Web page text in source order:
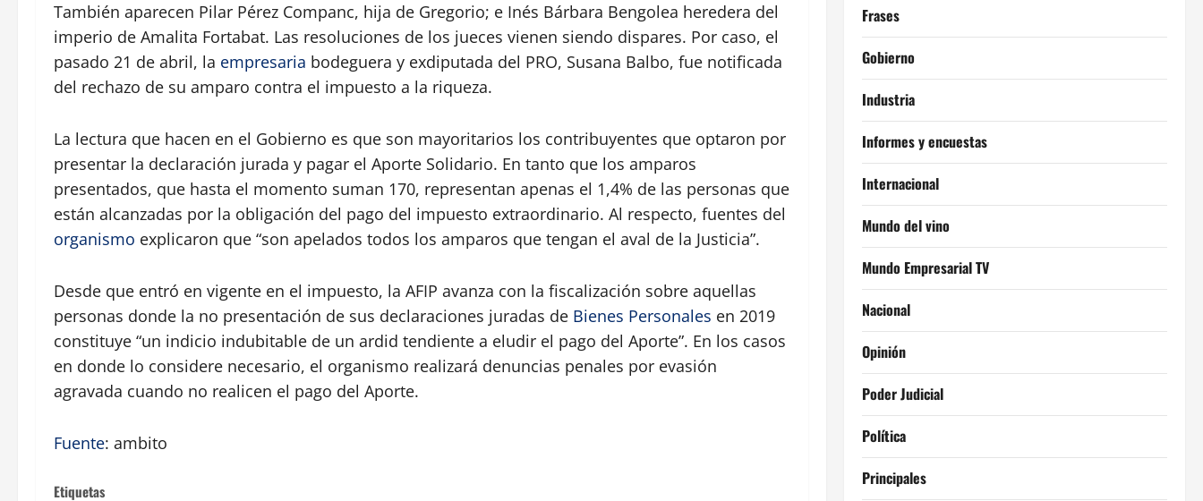
También aparecen Pilar Pérez Companc, hija de Gregorio; e Inés Bárbara Bengolea heredera del
imperio de Amalita Fortabat. Las resoluciones de los jueces vienen siendo dispares. Por caso, el
pasado 21 de abril, la empresaria bodeguera y exdiputada del PRO, Susana Balbo, fue notificada
del rechazo de su amparo contra el impuesto a la riqueza.
La lectura que hacen en el Gobierno es que son mayoritarios los contribuyentes que optaron por
presentar la declaración jurada y pagar el Aporte Solidario. En tanto que los amparos
presentados, que hasta el momento suman 170, representan apenas el 1,4% de las personas que
están alcanzadas por la obligación del pago del impuesto extraordinario. Al respecto, fuentes del
organismo explicaron que “son apelados todos los amparos que tengan el aval de la Justicia”.
Desde que entró en vigente en el impuesto, la AFIP avanza con la fiscalización sobre aquellas
personas donde la no presentación de sus declaraciones juradas de Bienes Personales en 2019
constituye “un indicio indubitable de un ardid tendiente a eludir el pago del Aporte”. En los casos
en donde lo considere necesario, el organismo realizará denuncias penales por evasión
agravada cuando no realicen el pago del Aporte.
Fuente: ambito
Etiquetas
Frases
Gobierno
Industria
Informes y encuestas
Internacional
Mundo del vino
Mundo Empresarial TV
Nacional
Opinión
Poder Judicial
Política
Principales